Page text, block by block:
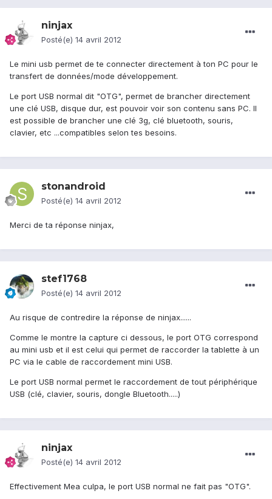
ninjax
Posté(e) 14 avril 2012
Le mini usb permet de te connecter directement à ton PC pour le
transfert de données/mode développement.
Le port USB normal dit "OTG", permet de brancher directement
une clé USB, disque dur, est pouvoir voir son contenu sans PC. Il
est possible de brancher une clé 3g, clé bluetooth, souris,
clavier, etc ...compatibles selon tes besoins.
stonandroid
Posté(e) 14 avril 2012
Merci de ta réponse ninjax,
stef1768
Posté(e) 14 avril 2012
Au risque de contredire la réponse de ninjax......
Comme le montre la capture ci dessous, le port OTG correspond
au mini usb et il est celui qui permet de raccorder la tablette à un
PC via le cable de raccordement mini USB.
Le port USB normal permet le raccordement de tout périphérique
USB (clé, clavier, souris, dongle Bluetooth.....)
ninjax
Posté(e) 14 avril 2012
Effectivement Mea culpa, le port USB normal ne fait pas "OTG".